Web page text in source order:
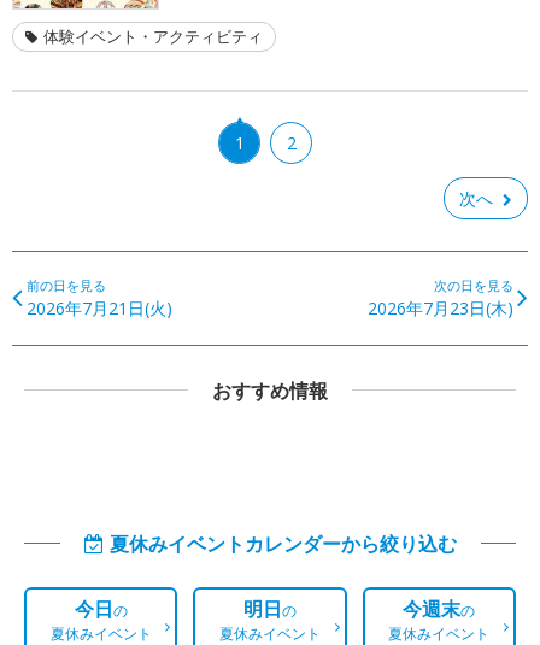
体験イベント・アクティビティ
1 2
次へ
前の日を見る
2026年7月21日(火)
次の日を見る
2026年7月23日(木)
おすすめ情報
夏休みイベントカレンダーから絞り込む
今日の
夏休みイベント
明日の
夏休みイベント
今週末の
夏休みイベント